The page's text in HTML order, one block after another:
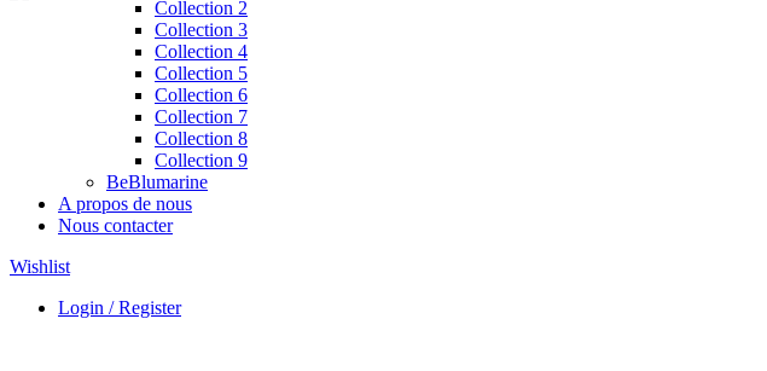
Collection 2
Collection 3
Collection 4
Collection 5
Collection 6
Collection 7
Collection 8
Collection 9
BeBlumarine
A propos de nous
Nous contacter
Wishlist
Login / Register